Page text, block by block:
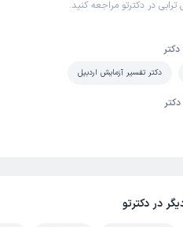
ترابی در دکترتو مراجعه کنید.
دکتر تفسیر آزمایش اردبیل
در دکترتو